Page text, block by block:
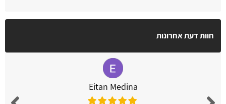
חוות דעת אחרונות
Eitan Medina